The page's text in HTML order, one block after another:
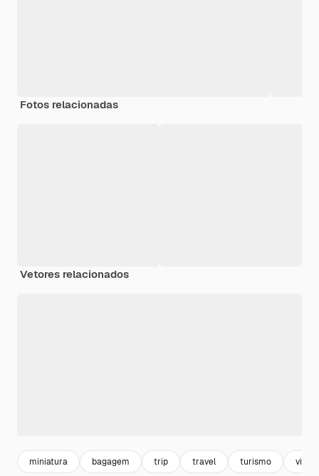
Fotos relacionadas
Vetores relacionados
miniatura bagagem trip travel turismo